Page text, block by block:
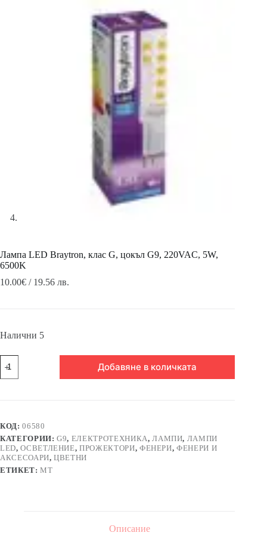
Лампа LED Braytron, клас G, цокъл G9, 220VAC, 5W,
6500K
10.00€ / 19.56 лв.
Налични 5
количество
за
Лампа
цокъл
G9,
220VAC,
5W,
6500K
Добавяне в количката
КОД:06580
КАТЕГОРИИ:G9, ЕЛЕКТРОТЕХНИКА,ЛАМПИ, ЛАМПИ
LED,ОСВЕТЛЕНИЕ,ПРОЖЕКТОРИ, ФЕНЕРИ,ФЕНЕРИ И
АКСЕСОАРИ,ЦВЕТНИ
ЕТИКЕТ:MT
Описание